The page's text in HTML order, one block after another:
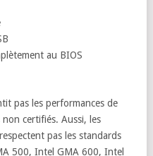
au BIOS
pas les performances de
non certifiés. Aussi, les
pas les standards
500, Intel GMA 600, Intel